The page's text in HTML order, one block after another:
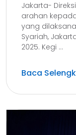
Jakarta-
arahan
yang
Syariah,
2025. Kegi ...
Baca